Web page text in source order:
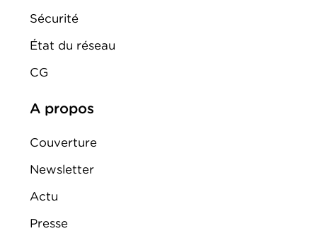
Sécurité
État du réseau
CG
A propos
Couverture
Newsletter
Actu
Presse